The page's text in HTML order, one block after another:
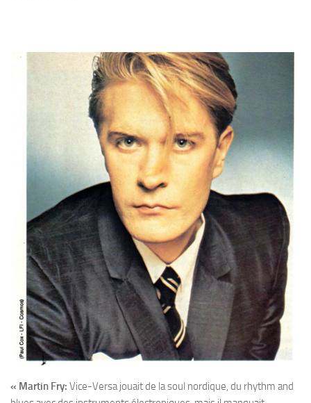
« Martin Fry: Vice-Versa jouait de la soul nordique, du rhythm and